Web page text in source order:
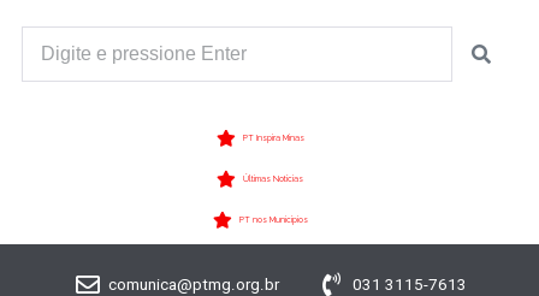
PT Inspira Minas
Últimas Notícias
PT nos Municípios
comunica@ptmg.org.br 031 3115-7613